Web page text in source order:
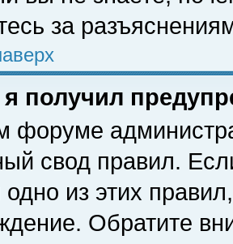
за
получил
форуме
свод правил.
из этих
Обратите